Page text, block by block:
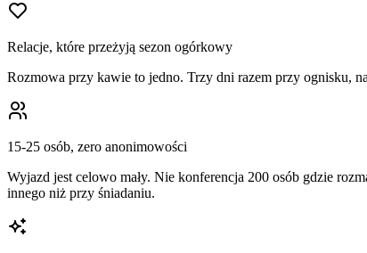
Relacje, które przeżyją sezon ogórkowy
Rozmowa przy kawie to jedno. Trzy dni razem przy ognisku,
15-25 osób, zero anonimowości
Wyjazd jest celowo mały. Nie konferencja 200 osób gdzie
innego niż przy śniadaniu.